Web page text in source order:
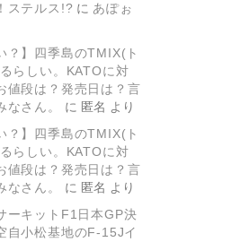
ステルス!? に あぽぉ
？】四季島のTMIX(ト
らしい。KATOに対
値段は？発売日は？言
なさん。
に 匿名 より
？】四季島のTMIX(ト
らしい。KATOに対
値段は？発売日は？言
なさん。
に 匿名 より
ーキットF1日本GP決
自小松基地のF-15Jイ